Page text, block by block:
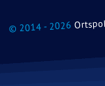
© 2014 - 2026